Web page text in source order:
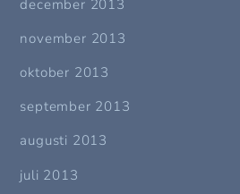
december 2013
november 2013
oktober 2013
september 2013
augusti 2013
juli 2013